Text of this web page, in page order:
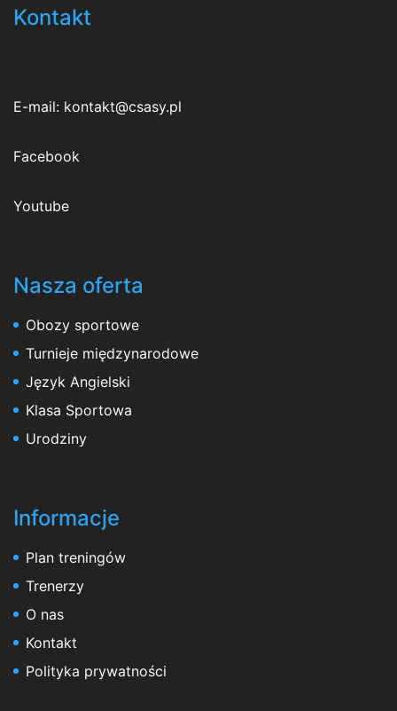
Kontakt
E-mail: kontakt@csasy.pl
Facebook
Youtube
Nasza oferta
Obozy sportowe
Turnieje międzynarodowe
Język Angielski
Klasa Sportowa
Urodziny
Informacje
Plan treningów
Trenerzy
O nas
Kontakt
Polityka prywatności